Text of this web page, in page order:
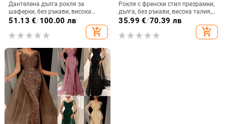
Дантелена дълга рокля за
шаферки, без ръкави, висока
талия, дълга вечерна рокля;
полиестерна дантела
51.13 €/100.00 лв
add_shopping_cart
Рокля с френски стил презрамки,
дълга, без ръкави, висока талия,
квадратно деколте
35.99 €/70.39 лв
add_shopping_cart